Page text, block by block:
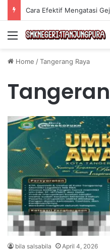
Menu
Home /Tangerang Raya
bila salsabila April 4, 2026